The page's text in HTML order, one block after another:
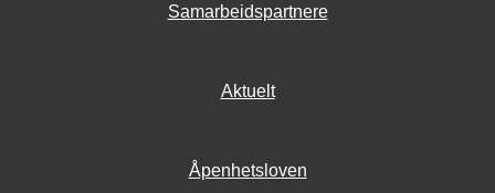
Samarbeidspartnere
Aktuelt
Åpenhetsloven